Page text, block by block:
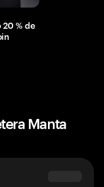
% de
Manta
$69.90